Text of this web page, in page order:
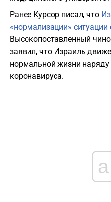
Ранее Курсор писал, что
«нормализации» ситуации
Высокопоставленный
заявил, что Израиль
нормальной жизни наряду
коронавируса.